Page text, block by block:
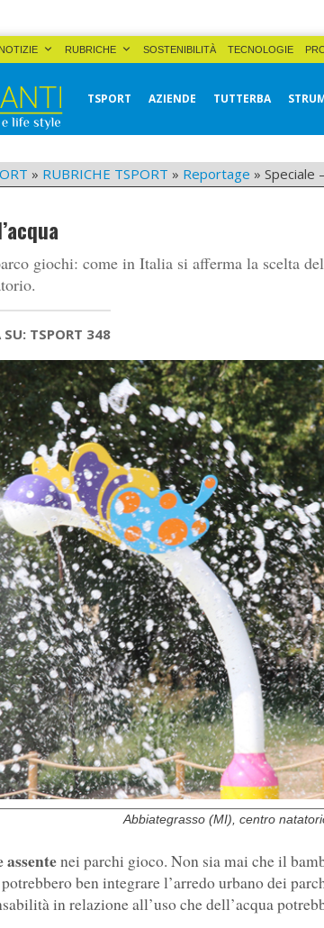
NOTIZIE RUBRICHE SOSTENIBILITÀ TECNOLOGIE
TSPORT AZIENDE TUTTERBA
» RUBRICHE TSPORT » Reportage » Speciale
giochi: come in Italia si afferma la scelta
SU: TSPORT 348
Abbiategrasso (MI), centro
nei parchi gioco. Non sia mai che il
ben integrare l’arredo urbano dei
in relazione all’uso che dell’acqua